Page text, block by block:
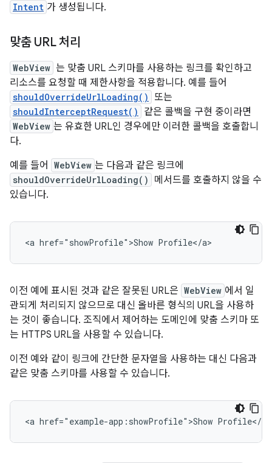
Intent 가 생성됩니다.
맞춤 URL 처리
WebView 는 맞춤 URL 스키마를 사용하는 링크를 확인하고
리소스를 요청할 때 제한사항을 적용합니다. 예를 들어
shouldOverrideUrlLoading() 또는
shouldInterceptRequest() 같은 콜백을 구현 중이라면
WebView 는 유효한 URL인 경우에만 이러한 콜백을 호출합니
다.
예를 들어
WebView 는 다음과 같은 링크에
shouldOverrideUrlLoading()
메서드를 호출하지 않을 수
있습니다.
이전 예에 표시된 것과 같은 잘못된 URL은 WebView 에서 일
관되게 처리되지 않으므로 대신 올바른 형식의 URL을 사용하
는 것이 좋습니다. 조직에서 제어하는 도메인에 맞춤 스키마 또
는 HTTPS URL을 사용할 수 있습니다.
이전 예와 같이 링크에 간단한 문자열을 사용하는 대신 다음과
같은 맞춤 스키마를 사용할 수 있습니다.